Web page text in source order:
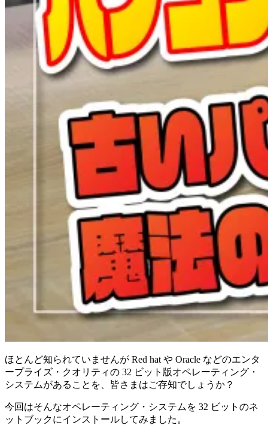
ほとんど知られていませんが Red hat や Oracle などのエンタ
ープライズ・クオリティの 32 ビット版オペレーティング・
システムがあることを、皆さまはご存知でしょうか？
今回はそんなオペレーティング・システムを 32 ビットのネ
ットブックにインストールしてみました。